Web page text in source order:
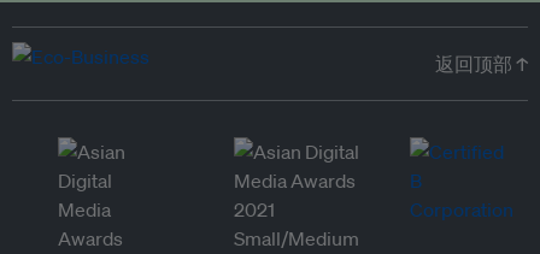
返回顶部 ↑